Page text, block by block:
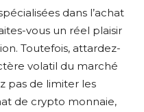
dans l’achat
vous un réel plaisir
Toutefois, attardez-
volatil du marché
pas de limiter les
de crypto monnaie,